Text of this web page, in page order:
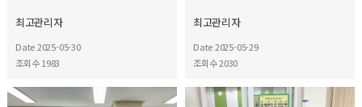
최고관리자
Date 2025-05-30
조회수 1983
최고관리자
Date 2025-05-29
조회수 2030